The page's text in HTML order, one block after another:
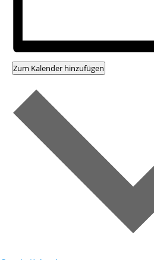
Zum Kalender hinzufügen